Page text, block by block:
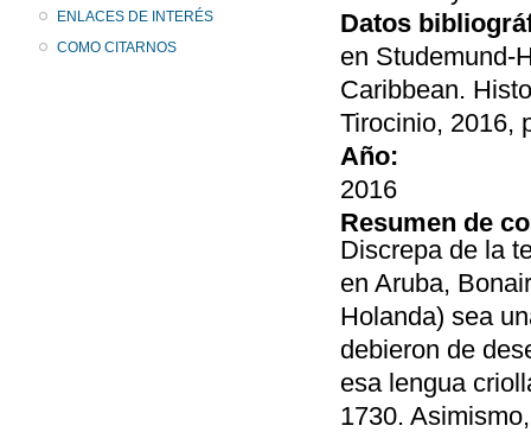
ENLACES DE INTERÉS
COMO CITARNOS
Datos
en Studemund-
Caribbean.
Tirocinio, 2016,
Año:
2016
Resumen de
Discrepa de la
en Aruba,
Holanda) sea
debieron de
esa lengua
1730.